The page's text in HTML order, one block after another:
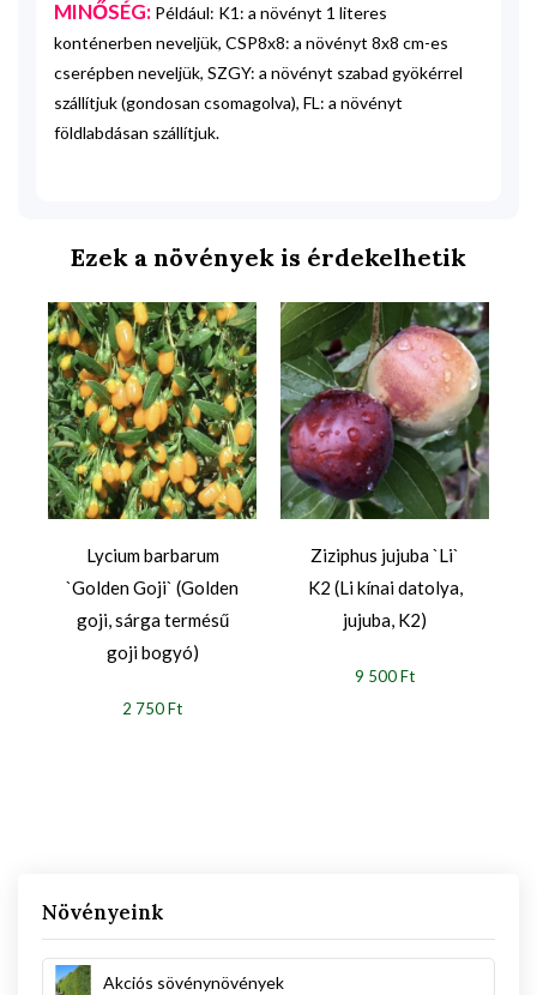
Növényeink
Akciós sövénynövények
MINŐSÉG: Például: K1: a növényt 1 literes
konténerben neveljük, CSP8x8: a növényt 8x8 cm-es
cserépben neveljük, SZGY: a növényt szabad gyökérrel
szállítjuk (gondosan csomagolva), FL: a növényt
földlabdásan szállítjuk.
Ezek a növények is érdekelhetik
Lycium barbarum
`Golden Goji` (Golden
goji, sárga termésű
goji bogyó)
2 750 Ft
Ziziphus jujuba `Li`
K2 (Li kínai datolya,
jujuba, K2)
9 500 Ft